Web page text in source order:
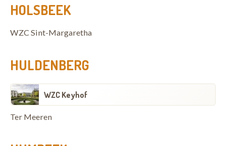
HOLSBEEK
WZC Sint-Margaretha
HULDENBERG
WZC Keyhof
Ter Meeren